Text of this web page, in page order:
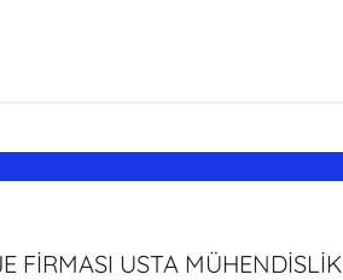
FİRMASI USTA MÜHENDİSLİK